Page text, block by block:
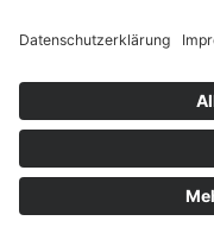
2026 |